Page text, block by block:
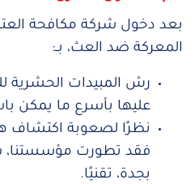
بعد دخول شركة مكافحة
المعركة ضد العث، بــ:
رش المبيدات الحشرية
عليها بأسرع ما يمكن
نظرًا لصعوبة اكتشاف
فقد تطورت مؤسستنا،
بجدة، تقنيًا.